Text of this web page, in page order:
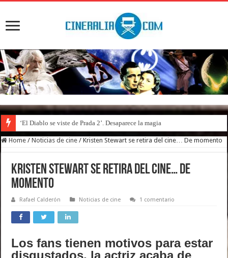
‘El Diablo se viste de Prada 2’. Desaparece la magia
Home / Noticias de cine / Kristen Stewart se retira del cine… De momento
Kristen Stewart se retira del cine… De
momento
Rafael Calderón Noticias de cine 1 comentario
Los fans tienen motivos para estar